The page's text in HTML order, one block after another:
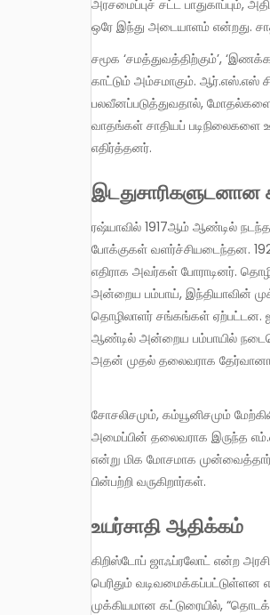
அரசமைப்புச் சட்ட பாதுகாப்பும்,
ஒரே இந்து அடையாளம் என்றது.
சமூக ‘சமத்துவத்திற்கும்’, ‘இணக்கத்திற்கும்’ இடையில் காணப்படும் இந்த வேறுபாடு, தீர்க்கமான கருத்தியல் பிளவினை எடுத்துக்
காட்டும் அம்சமாகும். ஆர்.எஸ்.எஸ்
பலவீனப்படுத்துவதால்,
வாதங்கள் சாதியப் படிநிலைகளை
எதிர்த்தனர்.
இடதுசாரிகளுடனான
ரஷ்யாவில் 1917ஆம் ஆண்டில் நடந்த மாபெரும் சோசலிசப் புரட்சியின் விளைவாக, மராட்டியத்திலும் இந்தியா முழுவதும் இடதுசாரிப்
போக்குகள் வளர்ச்சியடைந்தன.
எதிராக அவர்கள் போராடினர்.
அன்றைய பம்பாய், இந்தியாவின்
தொழிலாளர் சங்கங்கள் ஏற்பட்டன.
ஆண்டில் அன்றைய பம்பாயில்
அதன் முதல் தலைவராக
சோசலிசமும், கம்யூனிசமும்
அமைப்பின் தலைவராக இருந்த
என்று மிக மோசமாக
பின்பற்றி வருகிறார்கள்.
உயர்சாதி ஆதிக்கம்
கிறிஸ்டோப் ஜாஃப்ரலோட் என்ற அரசியல் ஆய்வாளர், இந்தியாவின் இந்து தேசியவாத இயக்கங்கள் உயர்சாதி சமூகப் பழமைவாதத்தால்
பெரிதும் வடிவமைக்கப்பட்டுள்ளன
முக்கியமான கட்டுரையில்,